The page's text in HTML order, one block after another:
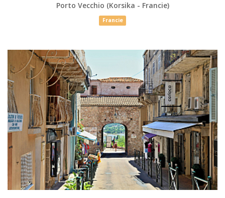
Porto Vecchio (Korsika - Francie)
Francie